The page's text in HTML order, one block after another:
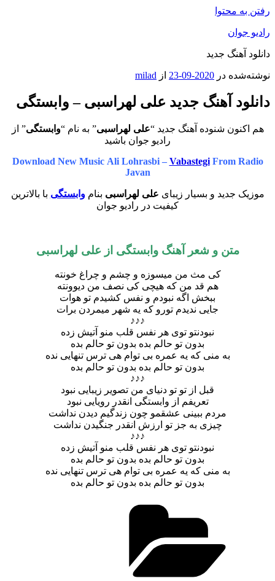
رفتن به محتوا
رادیو جوان
دانلود آهنگ جدید
نوشته‌شده در 2020-09-23 از milad
دانلود آهنگ جدید علی لهراسبی – وابستگی
هم اکنون شنوده آهنگ جدید “علی لهراسبی” به نام “وابستگی” از
رادیو جوان باشید
Download New Music Ali Lohrasbi – VabastegiFrom Radio
Javan
موزیک جدید و بسیار زیبای علی لهراسبی بنام وابستگی با بالاترین
کیفیت در رادیو جوان
متن و شعر آهنگ وابستگی از علی لهراسبی
کی مث من میسوزه و چشم و چراغ خونته
هم قد من که هیچی کی نصف من دیوونته
ببخش اگه نبودم و نفس کشیدم تو هوات
جایی ندیدم تورو که یه شهر میمردن برات
♪♪♪
نبودنتو توی هر نفس قلب منو آتیش زده
بدون تو حالم بده بدون تو حالم بده
به منی که یه عمره بی توام هی ترس تنهایی نده
بدون تو حالم بده بدون تو حالم بده
♪♪♪
قبل از تو تو دنیای من تصویر زیبایی نبود
تعریفم از وابستگی انقدر رویایی نبود
مردم ببینی عشقمو چون زندگیم دیدن نداشت
چیزی به جز تو ارزش انقدر جنگیدن نداشت
♪♪♪
نبودنتو توی هر نفس قلب منو آتیش زده
بدون تو حالم بده بدون تو حالم بده
به منی که یه عمره بی توام هی ترس تنهایی نده
بدون تو حالم بده بدون تو حالم بده